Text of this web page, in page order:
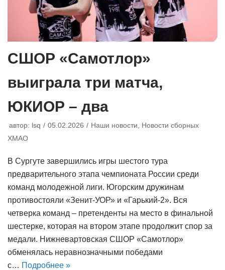
СШОР «Самотлор»
выиграла три матча,
ЮКИОР – два
автор: lsq 05.02.2026 Наши новости
Новости сборных
ХМАО
В Сургуте завершились игры шестого тура
предварительного этапа чемпионата России среди
команд молодежной лиги. Югорским дружинам
противостояли «Зенит-УОР» и «Гарький-2». Вся
четверка команд – претенденты на место в финальной
шестерке, которая на втором этапе продолжит спор за
медали. Нижневартовская СШОР «Самотлор»
обменялась неравнозначными победами
с… Подробнее »